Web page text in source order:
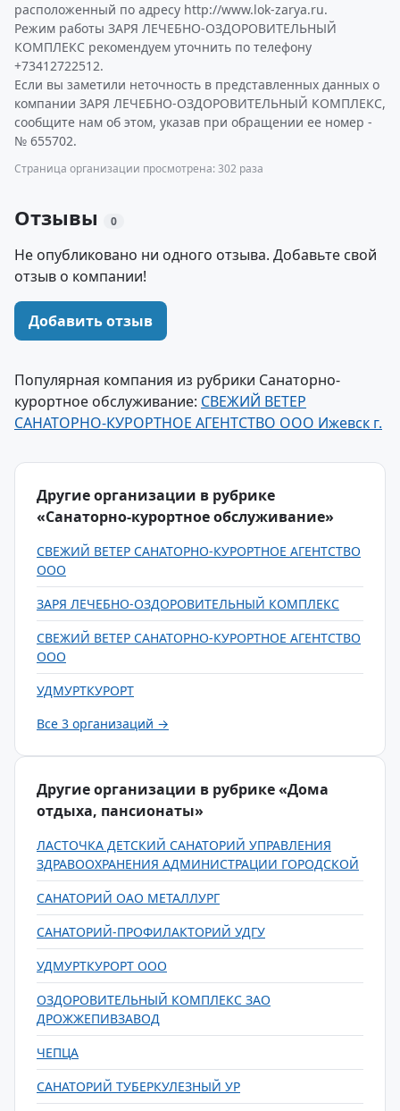
расположенный по адресу http://www.lok-zarya.ru.
Режим работы ЗАРЯ ЛЕЧЕБНО-ОЗДОРОВИТЕЛЬНЫЙ
КОМПЛЕКС рекомендуем уточнить по телефону
+73412722512.
Если вы заметили неточность в представленных данных о
компании ЗАРЯ ЛЕЧЕБНО-ОЗДОРОВИТЕЛЬНЫЙ КОМПЛЕКС,
сообщите нам об этом, указав при обращении ее номер -
№ 655702.
Страница организации просмотрена: 302 раза
Отзывы 0
Не опубликовано ни одного отзыва. Добавьте свой
отзыв о компании!
Добавить отзыв
Популярная компания из рубрики Санаторно-
курортное обслуживание: СВЕЖИЙ ВЕТЕР
САНАТОРНО-КУРОРТНОЕ АГЕНТСТВО ООО Ижевск г.
Другие организации в рубрике
«Санаторно-курортное обслуживание»
СВЕЖИЙ ВЕТЕР САНАТОРНО-КУРОРТНОЕ АГЕНТСТВО
ООО
ЗАРЯ ЛЕЧЕБНО-ОЗДОРОВИТЕЛЬНЫЙ КОМПЛЕКС
СВЕЖИЙ ВЕТЕР САНАТОРНО-КУРОРТНОЕ АГЕНТСТВО
ООО
УДМУРТКУРОРТ
Все 3 организаций →
Другие организации в рубрике «Дома
отдыха, пансионаты»
ЛАСТОЧКА ДЕТСКИЙ САНАТОРИЙ УПРАВЛЕНИЯ
ЗДРАВООХРАНЕНИЯ АДМИНИСТРАЦИИ ГОРОДСКОЙ
САНАТОРИЙ ОАО МЕТАЛЛУРГ
САНАТОРИЙ-ПРОФИЛАКТОРИЙ УДГУ
УДМУРТКУРОРТ ООО
ОЗДОРОВИТЕЛЬНЫЙ КОМПЛЕКС ЗАО
ДРОЖЖЕПИВЗАВОД
ЧЕПЦА
САНАТОРИЙ ТУБЕРКУЛЕЗНЫЙ УР